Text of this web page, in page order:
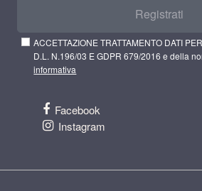
Registrati
ACCETTAZIONE TRATTAMENTO DATI
D.L. N.196/03 E GDPR 679/2016 e della
informativa
Facebook
Instagram